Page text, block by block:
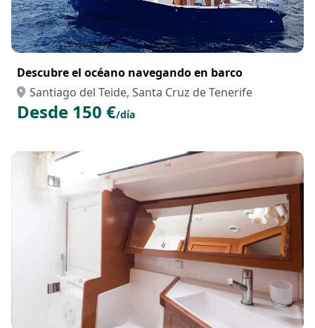
Descubre el océano navegando en barco
Santiago del Teide, Santa Cruz de Tenerife
Desde 150 €/día